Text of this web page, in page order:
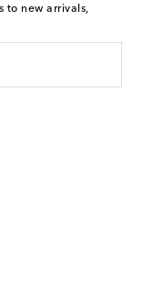
to new arrivals,
number